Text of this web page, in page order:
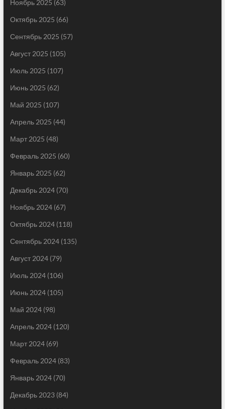
Ноябрь 2025 (63)
Октябрь 2025 (66)
Сентябрь 2025 (57)
Август 2025 (105)
Июль 2025 (107)
Июнь 2025 (62)
Май 2025 (107)
Апрель 2025 (44)
Март 2025 (48)
Февраль 2025 (60)
Январь 2025 (62)
Декабрь 2024(70)
Ноябрь 2024(67)
Октябрь 2024(118)
Сентябрь 2024(135)
Август 2024(79)
Июль 2024(106)
Июнь 2024(105)
Май 2024(98)
Апрель 2024(120)
Март 2024(69)
Февраль 2024(83)
Январь 2024(70)
Декабрь 2023(84)